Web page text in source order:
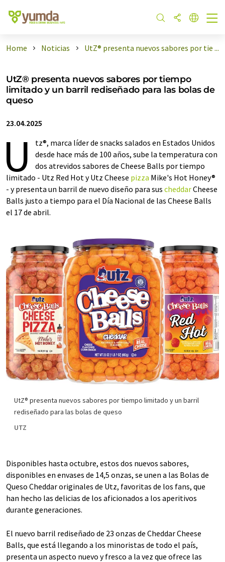
Home Noticias UtZ® presenta nuevos sabores por tie ...
UtZ® presenta nuevos sabores por tiempo
limitado y un barril rediseñado para las bolas de
queso
23.04.2025
U
tz®, marca líder de snacks salados en Estados Unidos
desde hace más de 100 años, sube la temperatura con
dos atrevidos sabores de Cheese Balls por tiempo
limitado - Utz Red Hot y Utz Cheese pizza Mike's Hot Honey®
- y presenta un barril de nuevo diseño para sus cheddarCheese
Balls justo a tiempo para el Día Nacional de las Cheese Balls
el 17 de abril.
UtZ® presenta nuevos sabores por tiempo limitado y un barril
rediseñado para las bolas de queso
UTZ
Disponibles hasta octubre, estos dos nuevos sabores,
disponibles en envases de 14,5 onzas, se unen a las Bolas de
Queso Cheddar originales de Utz, favoritas de los fans, que
han hecho las delicias de los aficionados a los aperitivos
durante generaciones.
El nuevo barril rediseñado de 23 onzas de Cheddar Cheese
Balls, que está llegando a los minoristas de todo el país,
presenta un aspecto nuevo y fresco a la vez que ofrece las